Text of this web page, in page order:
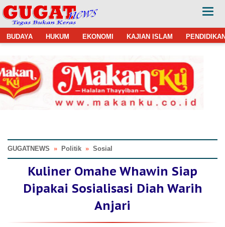
BUDAYA HUKUM EKONOMI KAJIAN ISLAM
GUGATNEWS » Politik » Sosial
Kuliner Omahe Whawin Siap
Dipakai Sosialisasi Diah Warih
Anjari